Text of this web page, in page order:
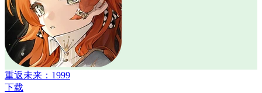
重返未来：1999
下载